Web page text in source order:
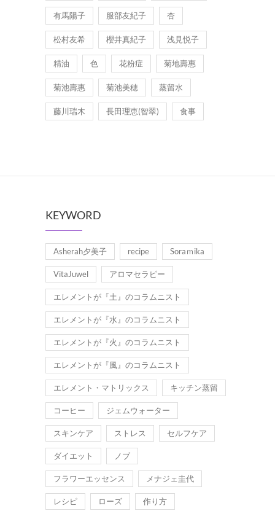
有馬陽子 服部友紀子 杏
松村友希 櫻井真紀子 浅見悦子
精油 色 花粉症 菊地壽惠
菊池壽惠 菊池美穂 蒸留水
藤川瑞木 長田理恵(智翠) 食事
KEYWORD
Asherah夕美子 recipe Soraｍika
VitaJuwel アロマセラピー
エレメントが『土』のコラムニスト
エレメントが『水』のコラムニスト
エレメントが『火』のコラムニスト
エレメントが『風』のコラムニスト
エレメント・マトリックス キッチン蒸留
コーヒー ジェムウォーター
スキンケア ストレス セルフケア
ダイエット ノブ
フラワーエッセンス メナジェ圭代
レシピ ローズ 作り方